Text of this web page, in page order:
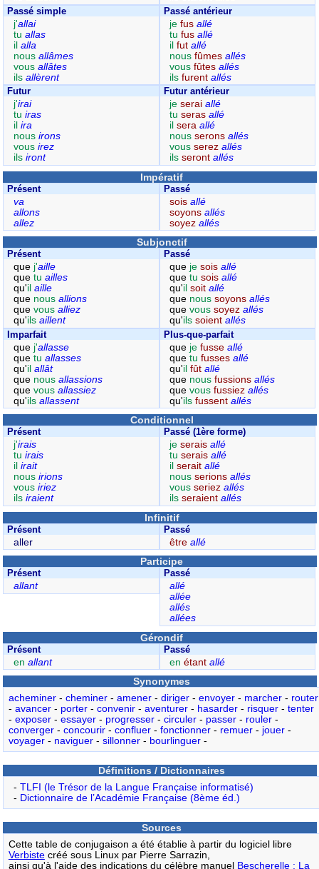
Passé simple
j'allai
tu allas
il alla
nous allâmes
vous allâtes
ils allèrent
Passé antérieur
jefus allé
tufus allé
ilfut allé
nousfûmes allés
vousfûtes allés
ilsfurent allés
Futur
j'irai
tu iras
il ira
nous irons
vous irez
ils iront
Futur antérieur
jeserai allé
tuseras allé
ilsera allé
nousserons allés
vousserez allés
ilsseront allés
Impératif
Présent
va
allons
allez
Passé
sois allé
soyons allés
soyez allés
Subjonctif
Présent
que j'aille
que tu ailles
qu'il aille
que nous allions
que vous alliez
qu'ils aillent
Passé
que jesois allé
quetusois allé
qu'ilsoit allé
que noussoyons allés
quevoussoyez allés
qu'ilssoient allés
Imparfait
que j'allasse
que tu allasses
qu'il allât
que nous allassions
que vous allassiez
qu'ils allassent
Plus-que-parfait
que jefusse allé
quetufusses allé
qu'ilfût allé
que nousfussions allés
quevousfussiez allés
qu'ilsfussent allés
Conditionnel
Présent
j'irais
tu irais
il irait
nous irions
vous iriez
ils iraient
Passé (1ère forme)
jeserais allé
tuserais allé
ilserait allé
nousserions allés
vousseriez allés
ilsseraient allés
Infinitif
Présent
aller
Passé
être allé
Participe
Présent
allant
Passé
allé
allée
allés
allées
Gérondif
Présent
en allant
Passé
enétant allé
Synonymes
acheminer- cheminer- amener- diriger- envoyer- marcher- router
- avancer- porter- convenir- aventurer- hasarder- risquer- tenter
- exposer- essayer- progresser- circuler- passer- rouler-
converger- concourir- confluer- fonctionner- remuer- jouer-
voyager- naviguer- sillonner- bourlinguer-
Définitions / Dictionnaires
- TLFI (le Trésor de la Langue Française informatisé)
- Dictionnaire de l’Académie Française (8ème éd.)
Sources
Cette table de conjugaison a été établie à partir du logiciel libre
Verbistecréé sous Linux par Pierre Sarrazin,
ainsi qu'à l'aide des indications du célèbre manuel Bescherelle : La